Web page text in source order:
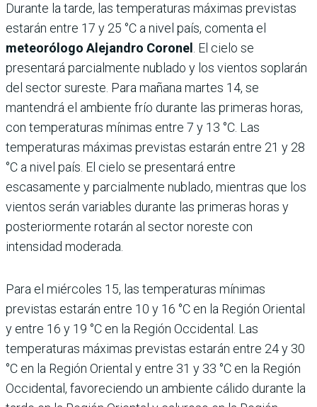
Durante la tarde, las temperaturas máximas previstas
estarán entre 17 y 25 °C a nivel país, comenta el
meteorólogo Alejandro Coronel
. El cielo se
presentará parcialmente nublado y los vientos soplarán
del sector sureste. Para mañana martes 14, se
mantendrá el ambiente frío durante las primeras horas,
con temperaturas mínimas entre 7 y 13 °C. Las
temperaturas máximas previstas estarán entre 21 y 28
°C a nivel país. El cielo se presentará entre
escasamente y parcialmente nublado, mientras que los
vientos serán variables durante las primeras horas y
posteriormente rotarán al sector noreste con
intensidad moderada.
Para el miércoles 15, las temperaturas mínimas
previstas estarán entre 10 y 16 °C en la Región Oriental
y entre 16 y 19 °C en la Región Occidental. Las
temperaturas máximas previstas estarán entre 24 y 30
°C en la Región Oriental y entre 31 y 33 °C en la Región
Occidental, favoreciendo un ambiente cálido durante la